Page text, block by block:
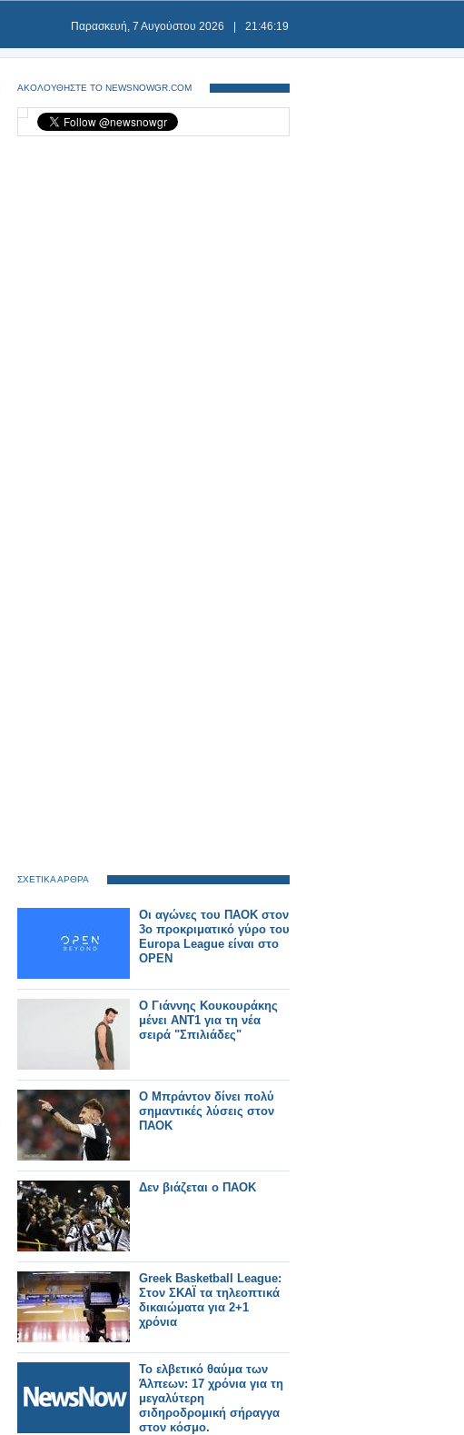
Παρασκευή, 7 Αυγούστου 2026 21:46:19
ΑΚΟΛΟΥΘΗΣΤΕ ΤΟ NEWSNOWGR.COM
ΣΧΕΤΙΚΑ ΑΡΘΡΑ
Οι αγώνες του ΠΑΟΚ στον
3ο προκριματικό γύρο του
Europa League είναι στο
OPEN
Ο Γιάννης Κουκουράκης
μένει ΑΝΤ1 για τη νέα
σειρά "Σπιλιάδες"
Ο Μπράντον δίνει πολύ
σημαντικές λύσεις στον
ΠΑΟΚ
Δεν βιάζεται ο ΠΑΟΚ
Greek Basketball League:
Στον ΣΚΑΪ τα τηλεοπτικά
δικαιώματα για 2+1
χρόνια
Το ελβετικό θαύμα των
Άλπεων: 17 χρόνια για τη
μεγαλύτερη
σιδηροδρομική σήραγγα
στον κόσμο.